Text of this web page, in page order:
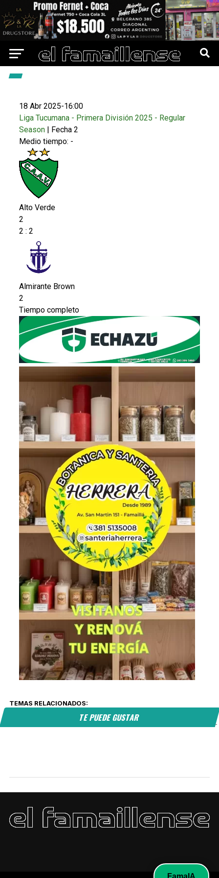
18 Abr 2025-16:00
Liga Tucumana - Primera División 2025 - Regular
Season | Fecha 2
Medio tiempo: -
Alto Verde
2
2 : 2
Almirante Brown
2
Tiempo completo
TEMAS RELACIONADOS:
TE PUEDE GUSTAR
FamaIA